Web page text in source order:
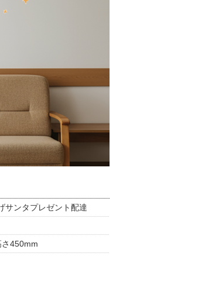
サンタプレゼント配達
450mm